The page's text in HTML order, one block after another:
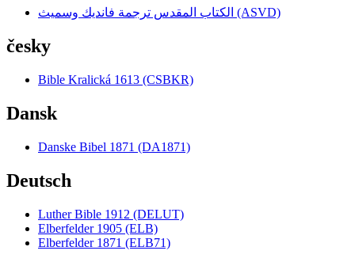
الكتاب المقدس ترجمة فانديك وسميث (ASVD)
česky
Bible Kralická 1613 (CSBKR)
Dansk
Danske Bibel 1871 (DA1871)
Deutsch
Luther Bible 1912 (DELUT)
Elberfelder 1905 (ELB)
Elberfelder 1871 (ELB71)